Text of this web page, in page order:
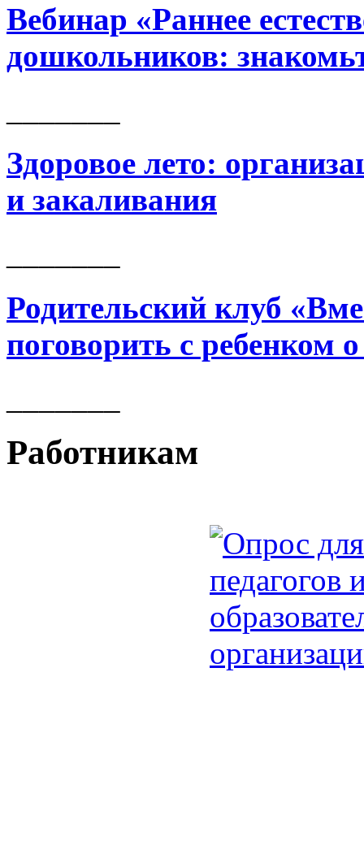
Вебинар «Раннее
дошкольников:
Здоровое лето:
и закаливания
Родительский клуб
поговорить с ребенком
Работникам